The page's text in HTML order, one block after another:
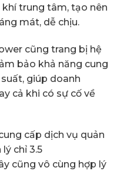
trung tâm, tạo nên
mát, dễ chịu.
cũng trang bị hệ
bảo khả năng cung
giúp doanh
cả khi có sự cố về
cấp dịch vụ quản
chỉ 3.5
cũng vô cùng hợp lý